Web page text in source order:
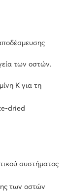
των οστών.
Κ για τη
dried
συστήματος
των οστών